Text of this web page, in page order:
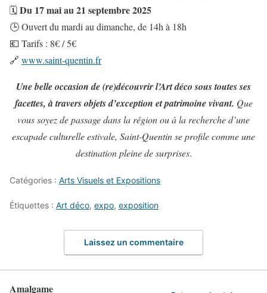
🗓Du 17 mai au 21 septembre 2025
🕒 Ouvert du mardi au dimanche, de 14h à 18h
💶 Tarifs : 8€ / 5€
🔗 www.saint-quentin.fr
Une belle occasion de (re)découvrir l’Art déco sous toutes ses
facettes, à travers objets d’exception et patrimoine vivant. Que
vous soyez de passage dans la région ou à la recherche d’une
escapade culturelle estivale, Saint-Quentin se profile comme une
destination pleine de surprises.
Catégories : Arts Visuels et Expositions
Étiquettes : Art déco, expo, exposition
Laissez un commentaire
Amalgame